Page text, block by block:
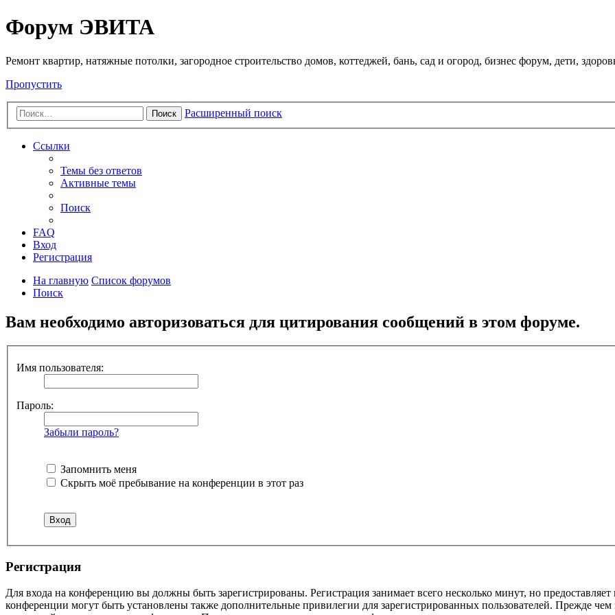
Регистрация
Форум ЭВИТА
Ремонт квартир, натяжные потолки, загородное строительство домов, коттеджей, бань, сад и огород, бизнес форум, дети,
Пропустить
Поиск Расширенный поиск
Ссылки
Темы без ответов
Активные темы
Поиск
FAQ
Вход
Регистрация
На главную Список форумов
Поиск
Вам необходимо авторизоваться для цитирования сообщений в этом форуме.
Имя пользователя:
Пароль:
Забыли пароль?
Запомнить меня
Скрыть моё пребывание на конференции в этот раз
Регистрация
Для входа на конференцию вы должны быть зарегистрированы. Регистрация занимает всего несколько минут, но
конференции могут быть установлены также дополнительные привилегии для зарегистрированных пользователей. Прежде чем